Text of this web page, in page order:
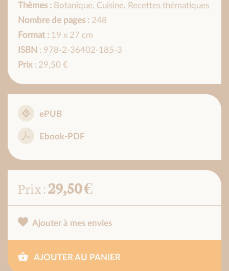
Thèmes : Botanique, Cuisine, Recettes thématiques
Nombre de pages : 248
Format : 19 x 27 cm
ISBN : 978-2-36402-185-3
Prix: 29,50 €
ePUB
Ebook-PDF
Prix :29,50 €
Ajouter à mes envies
AJOUTER AU PANIER